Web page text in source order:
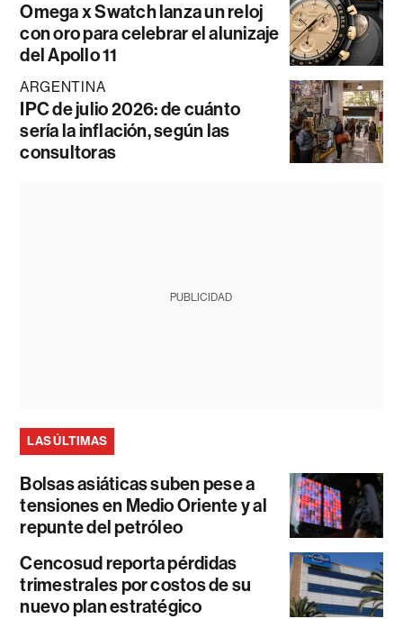
Omega x Swatch lanza un reloj
con oro para celebrar el alunizaje
del Apollo 11
ARGENTINA
IPC de julio 2026: de cuánto
sería la inflación, según las
consultoras
PUBLICIDAD
LAS ÚLTIMAS
Bolsas asiáticas suben pese a
tensiones en Medio Oriente y al
repunte del petróleo
Cencosud reporta pérdidas
trimestrales por costos de su
nuevo plan estratégico